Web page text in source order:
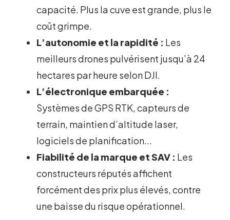
capacité. Plus la cuve est grande, plus le
coût grimpe.
L’autonomie et la rapidité : Les
meilleurs drones pulvérisent jusqu’à 24
hectares par heure selon DJI.
L’électronique embarquée :
Systèmes de GPS RTK, capteurs de
terrain, maintien d’altitude laser,
logiciels de planification...
Fiabilité de la marque et SAV : Les
constructeurs réputés affichent
forcément des prix plus élevés, contre
une baisse du risque opérationnel.